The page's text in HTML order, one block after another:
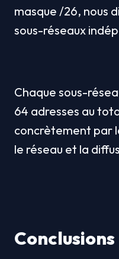
masque /26, nous
sous-réseaux
Chaque sous-
64 adresses au
concrètement par
le réseau et la
Conclusions